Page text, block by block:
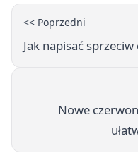
<< Poprzedni
Jak napisać
Nowe